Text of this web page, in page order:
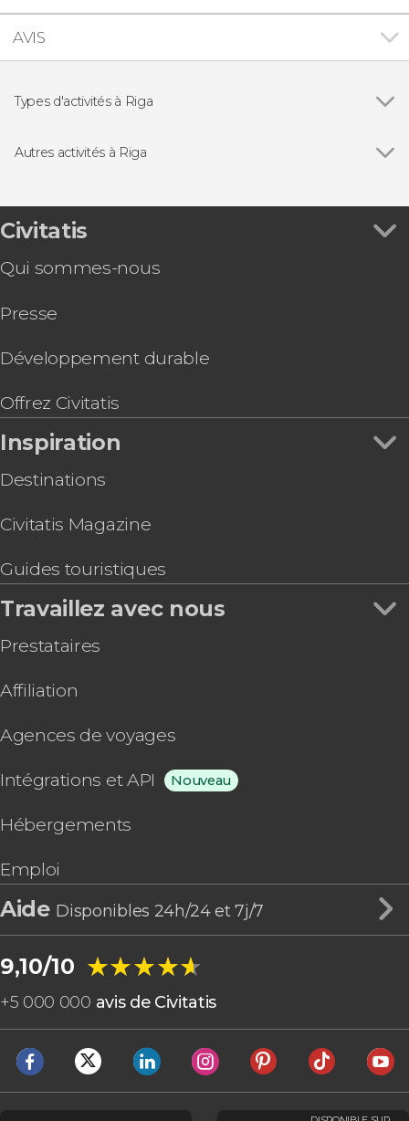
AVIS
Types d'activités à Riga
Free Tour
Autres activités à Riga
Balade en bateau sur le fleuve Daugava au
coucher du soleil
Basic Riga Pass
Balade à vélo dans Riga
Civitatis
Qui sommes-nous
Presse
Développement durable
Offrez Civitatis
Inspiration
Destinations
Civitatis Magazine
Guides touristiques
Travaillez avec nous
Prestataires
Affiliation
Agences de voyages
Intégrations et API Nouveau
Hébergements
Emploi
Aide Disponibles 24h/24 et 7j/7
9,10/10 ★★★★★
★★★★★
+5 000 000 avis de Civitatis